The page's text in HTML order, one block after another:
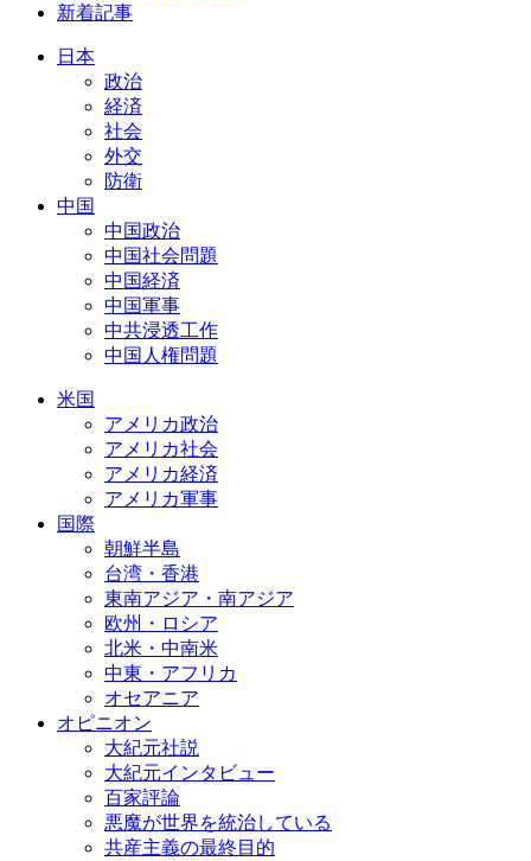
新着記事
日本
政治
経済
社会
外交
防衛
中国
中国政治
中国社会問題
中国経済
中国軍事
中共浸透工作
中国人権問題
米国
アメリカ政治
アメリカ社会
アメリカ経済
アメリカ軍事
国際
朝鮮半島
台湾・香港
東南アジア・南アジア
欧州・ロシア
北米・中南米
中東・アフリカ
オセアニア
オピニオン
大紀元社説
大紀元インタビュー
百家評論
悪魔が世界を統治している
共産主義の最終目的